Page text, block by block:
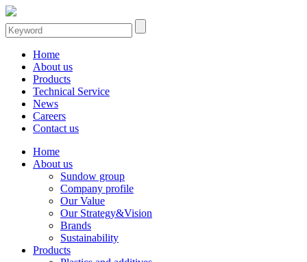
Home
About us
Products
Technical Service
News
Careers
Contact us
Home
About us
Sundow group
Company profile
Our Value
Our Strategy&Vision
Brands
Sustainability
Products